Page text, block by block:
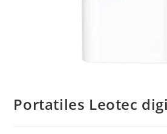
Portatiles Leotec